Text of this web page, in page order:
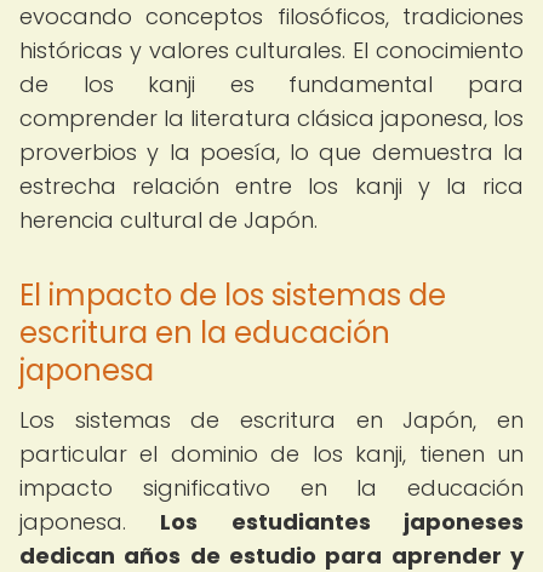
evocando conceptos filosóficos, tradiciones
históricas y valores culturales. El conocimiento
de los kanji es fundamental para
comprender la literatura clásica japonesa, los
proverbios y la poesía, lo que demuestra la
estrecha relación entre los kanji y la rica
herencia cultural de Japón.
El impacto de los sistemas de
escritura en la educación
japonesa
Los sistemas de escritura en Japón, en
particular el dominio de los kanji, tienen un
impacto significativo en la educación
japonesa. Los estudiantes japoneses
dedican años de estudio para aprender y